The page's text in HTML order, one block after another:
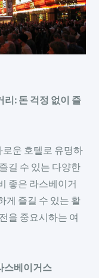
: 돈 걱정 없이 즐
운 호텔로 유명하
길 수 있는 다양한
좋은 라스베이거
게 즐길 수 있는 활
을 중요시하는 여
스베이거스